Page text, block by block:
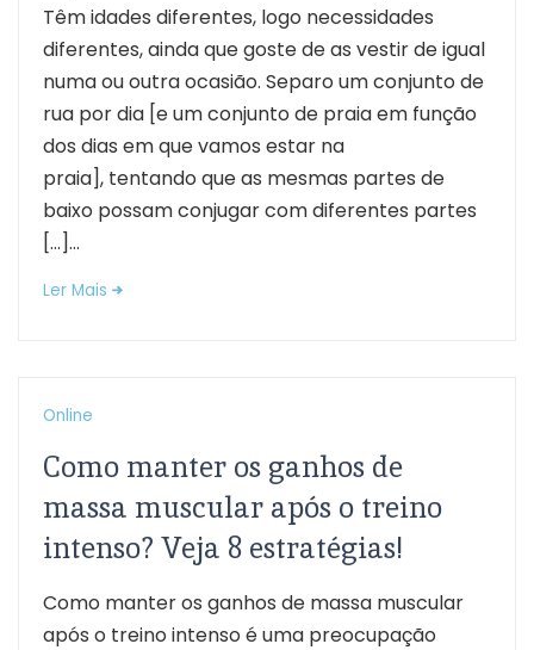
Têm idades diferentes, logo necessidades
diferentes, ainda que goste de as vestir de igual
numa ou outra ocasião. Separo um conjunto de
rua por dia [e um conjunto de praia em função
dos dias em que vamos estar na
praia], tentando que as mesmas partes de
baixo possam conjugar com diferentes partes
[…]...
Ler Mais
Online
Como manter os ganhos de
massa muscular após o treino
intenso? Veja 8 estratégias!
Como manter os ganhos de massa muscular
após o treino intenso é uma preocupação